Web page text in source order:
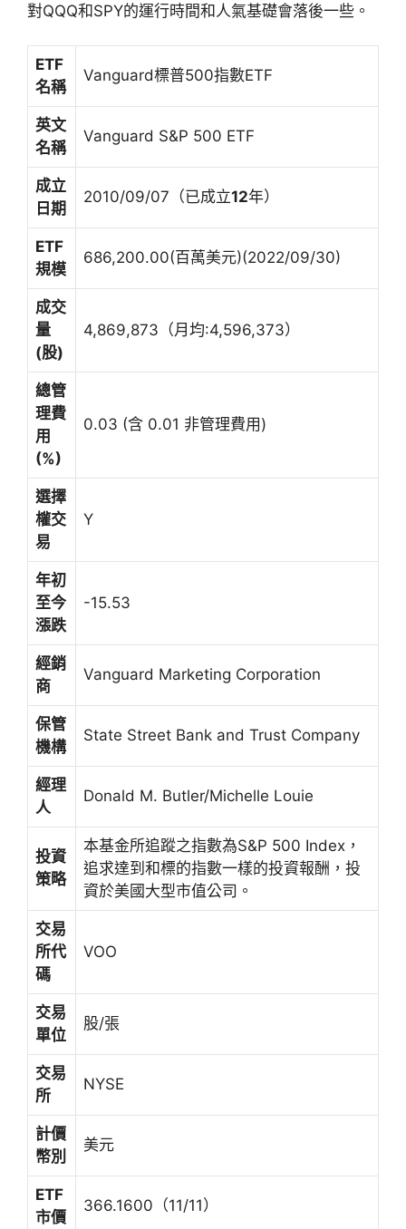
對QQQ和SPY的運行時間和人氣基礎會落後一些。
ETF
名稱
Vanguard標普500指數ETF
英文
名稱
Vanguard S&P 500 ETF
成立
日期
2010/09/07（已成立12年）
ETF
規模
686,200.00(百萬美元)(2022/09/30)
成交
量
(股)
4,869,873（月均:4,596,373）
總管
理費
用
(%)
0.03 (含 0.01 非管理費用)
選擇
權交
易
Y
年初
至今
漲跌
-15.53
經銷
商
Vanguard Marketing Corporation
保管
機構
State Street Bank and Trust Company
經理
人
Donald M. Butler/Michelle Louie
投資
策略
本基金所追蹤之指數為S&P 500 Index，
追求達到和標的指數一樣的投資報酬，投
資於美國大型市值公司。
交易
所代
碼
VOO
交易
單位
股/張
交易
所
NYSE
計價
幣別
美元
ETF
市價
366.1600（11/11）